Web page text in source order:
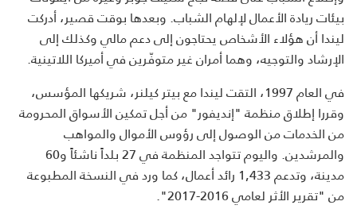
بيئات ريادة الأعمال لإلهام الشباب. وبعدها بوقت قصير، أدركت
ليندا أن هؤلاء الأشخاص يحتاجون إلى دعم مالي وكذلك إلى
الإرشاد والتوجيه، وهما أمران غير متوفّرين في أميركا اللاتينية.
في العام 1997، التقت ليندا مع بيتر كيلنر، شريكها المؤسس،
وقررا إطلاق منظمة "إنديفور" من أجل تمكين الأسواق المحرومة
من الخدمات من الوصول إلى رؤوس الأموال والمواهب
والمرشدين. واليوم تتواجد المنظمة في 27 بلداً ناشئاً و60
مدينة، وتدعم 1,433 رائد أعمال، كما ورد في النسخة المطبوعة
من "تقرير الأثر لعامي 2016-2017".